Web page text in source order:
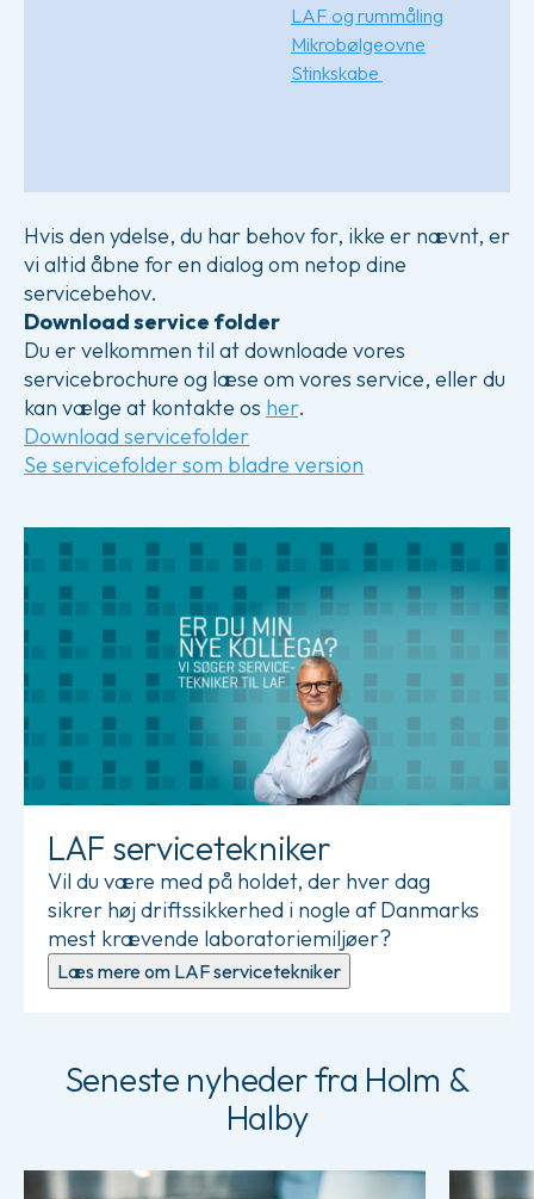
LAF og rummåling
Mikrobølgeovne
Stinkskabe
Hvis den ydelse, du har behov for, ikke er nævnt, er
vi altid åbne for en dialog om netop dine
servicebehov.
Download service folder
Du er velkommen til at downloade vores
servicebrochure og læse om vores service, eller du
kan vælge at kontakte os her.
Download servicefolder
Se servicefolder som bladre version
LAF servicetekniker
Vil du være med på holdet, der hver dag
sikrer høj driftssikkerhed i nogle af Danmarks
mest krævende laboratoriemiljøer?
Læs mere om LAF servicetekniker
Læs mere om LAF servicetekniker
Seneste nyheder fra Holm &
Halby
Læs mere om Mød Holm & Halby på LabDays'26 Læs